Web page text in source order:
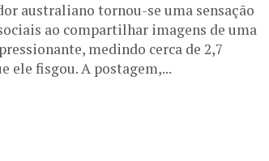
australiano tornou-se uma sensação
ao compartilhar imagens de uma
medindo cerca de 2,7
ele fisgou. A postagem,...